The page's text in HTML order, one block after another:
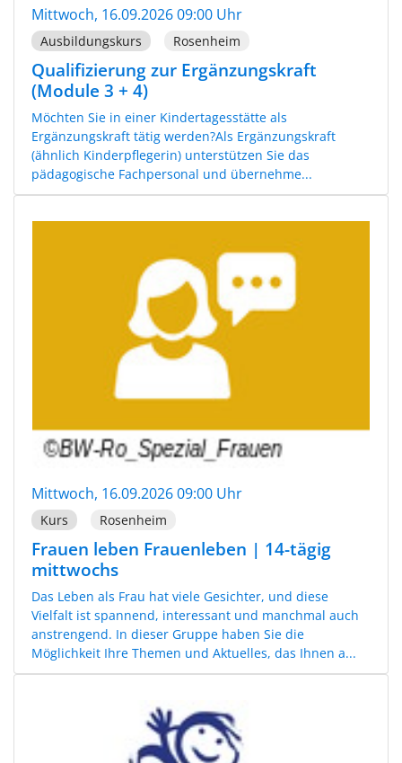
Mittwoch, 16.09.2026 09:00 Uhr
Ausbildungskurs Rosenheim
Qualifizierung zur Ergänzungskraft
(Module 3 + 4)
Möchten Sie in einer Kindertagesstätte als
Ergänzungskraft tätig werden?Als Ergänzungskraft
(ähnlich Kinderpflegerin) unterstützen Sie das
pädagogische Fachpersonal und übernehme...
Mittwoch, 16.09.2026 09:00 Uhr
Kurs Rosenheim
Frauen leben Frauenleben | 14-tägig
mittwochs
Das Leben als Frau hat viele Gesichter, und diese
Vielfalt ist spannend, interessant und manchmal auch
anstrengend. In dieser Gruppe haben Sie die
Möglichkeit Ihre Themen und Aktuelles, das Ihnen a...